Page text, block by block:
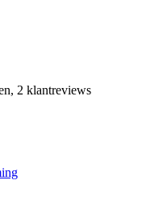
2 klantreviews